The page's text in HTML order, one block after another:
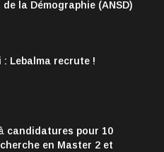
la Démographie (ANSD)
: Lebalma recrute !
candidatures pour 10
en Master 2 et